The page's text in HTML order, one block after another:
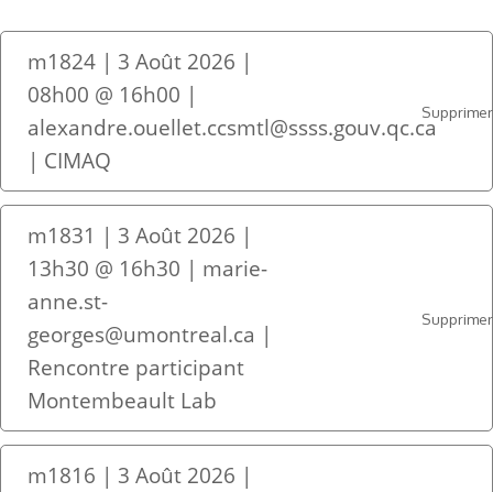
m1824 | 3 Août 2026 |
08h00 @ 16h00 |
alexandre.ouellet.ccsmtl@ssss.gouv.qc.ca
| CIMAQ
Supprimer
m1831 | 3 Août 2026 |
13h30 @ 16h30 | marie-
anne.st-
georges@umontreal.ca |
Rencontre participant
Montembeault Lab
Supprimer
m1816 | 3 Août 2026 |